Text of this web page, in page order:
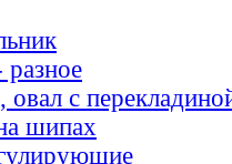
овал с
шипах